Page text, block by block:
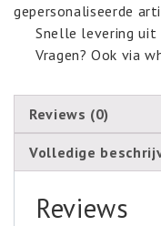
gepersonaliseerde
Snelle levering uit
Vragen? Ook via
Reviews (0)
Volledige
Reviews